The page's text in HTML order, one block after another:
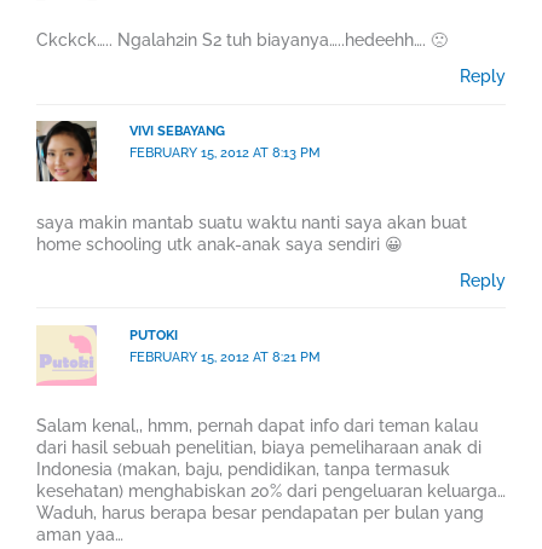
Ckckck….. Ngalah2in S2 tuh biayanya…..hedeehh…. 🙁
Reply
VIVI SEBAYANG
FEBRUARY 15, 2012 AT 8:13 PM
saya makin mantab suatu waktu nanti saya akan buat
home schooling utk anak-anak saya sendiri 😀
Reply
PUTOKI
FEBRUARY 15, 2012 AT 8:21 PM
Salam kenal,, hmm, pernah dapat info dari teman kalau
dari hasil sebuah penelitian, biaya pemeliharaan anak di
Indonesia (makan, baju, pendidikan, tanpa termasuk
kesehatan) menghabiskan 20% dari pengeluaran keluarga…
Waduh, harus berapa besar pendapatan per bulan yang
aman yaa…